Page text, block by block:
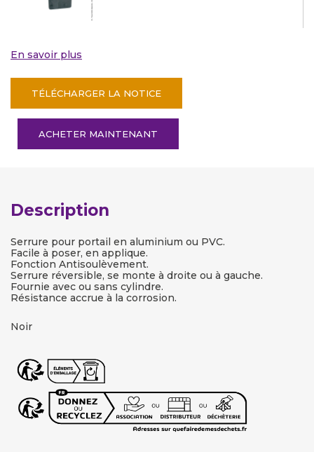
En savoir plus
TÉLÉCHARGER LA NOTICE
ACHETER MAINTENANT
Description
Serrure pour portail en aluminium ou PVC.
Facile à poser, en applique.
Fonction Antisoulèvement.
Serrure réversible, se monte à droite ou à gauche.
Fournie avec ou sans cylindre.
Résistance accrue à la corrosion.
Noir